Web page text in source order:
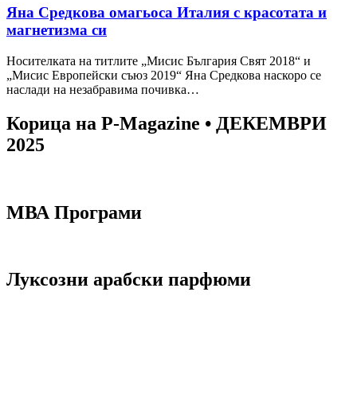
Яна Средкова омагьоса Италия с красотата и
магнетизма си
Носителката на титлите „Мисис България Свят 2018“ и
„Мисис Европейски съюз 2019“ Яна Средкова наскоро се
наслади на незабравима почивка…
Корица на P-Magazine • ДЕКЕМВРИ
2025
МВА Програми
Луксозни арабски парфюми